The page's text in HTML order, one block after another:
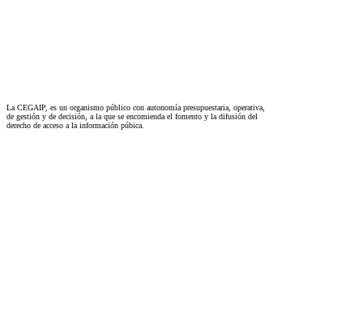
La CEGAIP, es un organismo público con autonomía presupuestaria, operativa,
de gestión y de decisión, a la que se encomienda el fomento y la difusión del
derecho de acceso a la información púbica.